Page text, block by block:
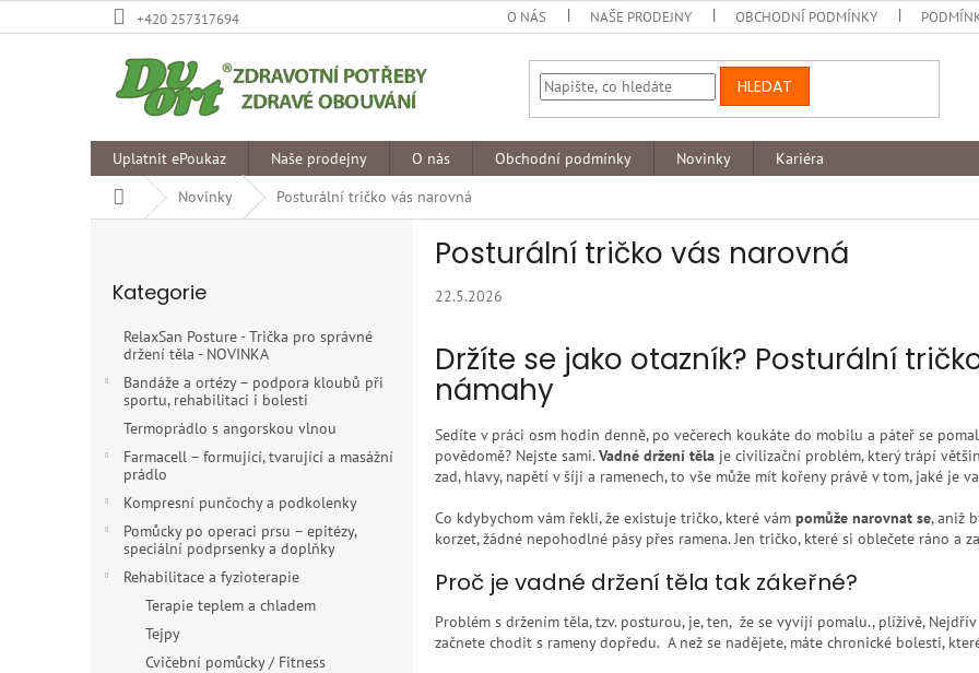
na
+420 257317694 O NÁS NAŠE PRODEJNY OBCHODNÍ PODMÍNKY
HLEDAT
Uplatnit ePoukaz Naše prodejny O nás Obchodní podmínky Novinky
Kariéra
Domů
Novinky Posturální tričko vás narovná
kategorie
Kategorie
RelaxSan Posture - Trička pro správné
držení těla - NOVINKA
Bandáže a ortézy – podpora kloubů při
sportu, rehabilitaci i bolesti
Termoprádlo s angorskou vlnou
Farmacell – formující, tvarující a masážní
prádlo
Kompresní punčochy a podkolenky
Pomůcky po operaci prsu – epitézy,
speciální podprsenky a doplňky
Rehabilitace a fyzioterapie
Terapie teplem a chladem
Tejpy
Cvičební pomůcky / Fitness
Posturální tričko vás narovná
22.5.2026
Držíte se jako otazník? Posturální
námahy
Sedíte v práci osm hodin denně, po večerech koukáte do mobilu a páteř se
povědomě? Nejste sami.Vadné držení těla je civilizační problém, který trápí
zad, hlavy, napětí v šíji a ramenech, to vše může mít kořeny právě v tom, jaké je
Co kdybychom vám řekli, že existuje tričko, které vám pomůže narovnat se, aniž
korzet, žádné nepohodlné pásy přes ramena. Jen tričko, které si oblečete ráno a
Proč je vadné držení těla tak zákeřné?
Problém s držením těla, tzv. posturou, je, ten, že se vyvíjí pomalu., plíživě,
začnete chodit s rameny dopředu. A než se nadějete, máte chronické bolesti,